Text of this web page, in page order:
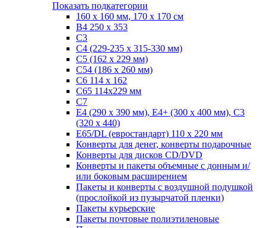
Показать подкатегории
160 х 160 мм, 170 х 170 см
B4 250 х 353
C3
C4 (229-235 х 315-330 мм)
C5 (162 х 229 мм)
C54 (186 x 260 мм)
C6 114 х 162
C65 114х229 мм
C7
Е4 (290 х 390 мм), E4+ (300 х 400 мм), С3
(320 х 440)
Е65/DL (евростандарт) 110 х 220 мм
Конверты для денег, конверты подарочные
Конверты для дисков CD/DVD
Конверты и пакеты объемные с донным и/
или боковым расширением
Пакеты и конверты с воздушной подушкой
(прослойкой из пузырчатой пленки)
Пакеты курьерские
Пакеты почтовые полиэтиленовые